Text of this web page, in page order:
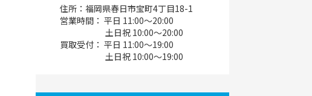
住所：福岡県春日市宝町4丁目18-1
営業時間： 平日 11:00～20:00
土日祝 10:00～20:00
買取受付： 平日 11:00～19:00
土日祝 10:00～19:00